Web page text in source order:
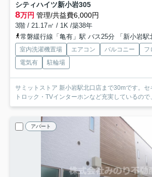
シティハイツ新小岩305
8万円 管理/共益費6,000円
3階 / 21.17㎡ / 1K /築38年
常磐緩行線「亀有」駅 バス25分 「新小岩駅
室内洗濯機置場 エアコン バルコニー
フ
電気有
駐輪場
サミットストア 新小岩駅北口店まで30mです。
トロック・TVインターホンなど充実しているので
アパート